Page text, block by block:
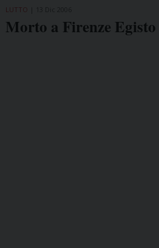
LUTTO
Morto a Firenze